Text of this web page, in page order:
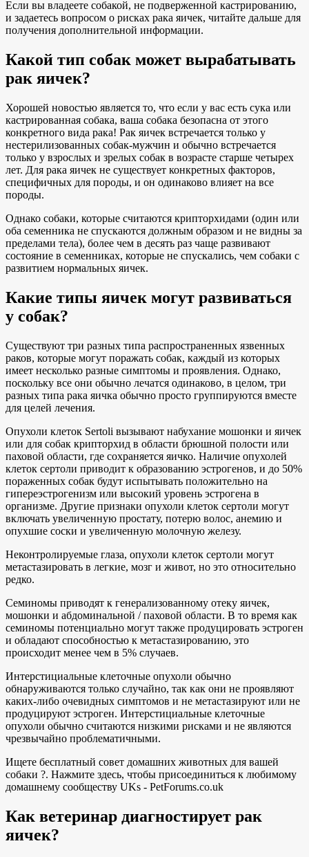
Если вы владеете собакой, не подверженной кастрированию,
и задаетесь вопросом о рисках рака яичек, читайте дальше для
получения дополнительной информации.
Какой тип собак может вырабатывать
рак яичек?
Хорошей новостью является то, что если у вас есть сука или
кастрированная собака, ваша собака безопасна от этого
конкретного вида рака! Рак яичек встречается только у
нестерилизованных собак-мужчин и обычно встречается
только у взрослых и зрелых собак в возрасте старше четырех
лет. Для рака яичек не существует конкретных факторов,
специфичных для породы, и он одинаково влияет на все
породы.
Однако собаки, которые считаются крипторхидами (один или
оба семенника не спускаются должным образом и не видны за
пределами тела), более чем в десять раз чаще развивают
состояние в семенниках, которые не спускались, чем собаки с
развитием нормальных яичек.
Какие типы яичек могут развиваться
у собак?
Существуют три разных типа распространенных язвенных
раков, которые могут поражать собак, каждый из которых
имеет несколько разные симптомы и проявления. Однако,
поскольку все они обычно лечатся одинаково, в целом, три
разных типа рака яичка обычно просто группируются вместе
для целей лечения.
Опухоли клеток Sertoli вызывают набухание мошонки и яичек
или для собак крипторхид в области брюшной полости или
паховой области, где сохраняется яичко. Наличие опухолей
клеток сертоли приводит к образованию эстрогенов, и до 50%
пораженных собак будут испытывать положительно на
гипереэстрогенизм или высокий уровень эстрогена в
организме. Другие признаки опухоли клеток сертоли могут
включать увеличенную простату, потерю волос, анемию и
опухшие соски и увеличенную молочную железу.
Неконтролируемые глаза, опухоли клеток сертоли могут
метастазировать в легкие, мозг и живот, но это относительно
редко.
Семиномы приводят к генерализованному отеку яичек,
мошонки и абдоминальной / паховой области. В то время как
семиномы потенциально могут также продуцировать эстроген
и обладают способностью к метастазированию, это
происходит менее чем в 5% случаев.
Интерстициальные клеточные опухоли обычно
обнаруживаются только случайно, так как они не проявляют
каких-либо очевидных симптомов и не метастазируют или не
продуцируют эстроген. Интерстициальные клеточные
опухоли обычно считаются низкими рисками и не являются
чрезвычайно проблематичными.
Ищете бесплатный совет домашних животных для вашей
собаки ?. Нажмите здесь, чтобы присоединиться к любимому
домашнему сообществу UKs - PetForums.co.uk
Как ветеринар диагностирует рак
яичек?